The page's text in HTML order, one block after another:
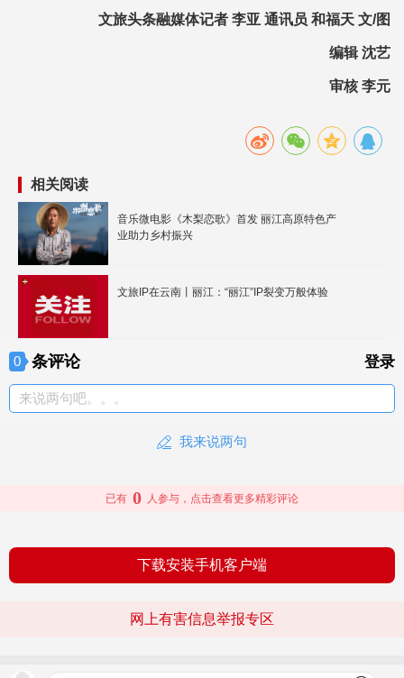
文旅头条融媒体记者 李亚 通讯员 和福天 文/图
编辑 沈艺
审核 李元
相关阅读
音乐微电影《木梨恋歌》首发 丽江高原特色产
业助力乡村振兴
文旅IP在云南丨丽江：“丽江”IP裂变万般体验
0 条评论 登录
来说两句吧。。。
我来说两句
已有 0 人参与，点击查看更多精彩评论
下载安装手机客户端
网上有害信息举报专区